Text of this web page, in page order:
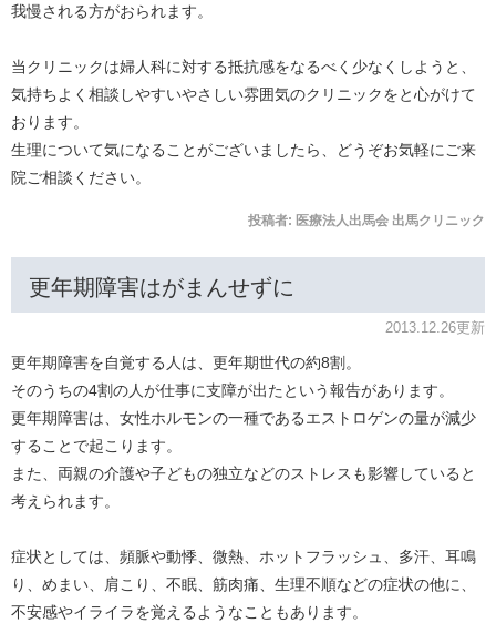
我慢される方がおられます。
当クリニックは婦人科に対する抵抗感をなるべく少なくしようと、
気持ちよく相談しやすいやさしい雰囲気のクリニックをと心がけて
おります。
生理について気になることがございましたら、どうぞお気軽にご来
院ご相談ください。
投稿者: 医療法人出馬会 出馬クリニック
更年期障害はがまんせずに
2013.12.26更新
更年期障害を自覚する人は、更年期世代の約8割。
そのうちの4割の人が仕事に支障が出たという報告があります。
更年期障害は、女性ホルモンの一種であるエストロゲンの量が減少
することで起こります。
また、両親の介護や子どもの独立などのストレスも影響していると
考えられます。
症状としては、頻脈や動悸、微熱、ホットフラッシュ、多汗、耳鳴
り、めまい、肩こり、不眠、筋肉痛、生理不順などの症状の他に、
不安感やイライラを覚えるようなこともあります。